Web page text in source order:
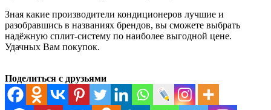
Зная какие производители кондиционеров лучшие и
разобравшись в названиях брендов, вы сможете выбрать
надёжную сплит-систему по наиболее выгодной цене.
Удачных Вам покупок.
Поделиться с друзьями